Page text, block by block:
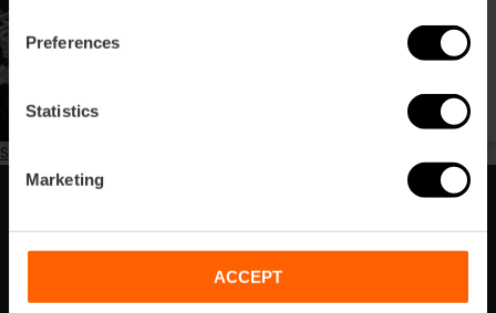
Preferences
Statistics
Marketing
ACCEPT
Subscribe to Palau de les Arts
Subscriu-te la nostra Newsletter!